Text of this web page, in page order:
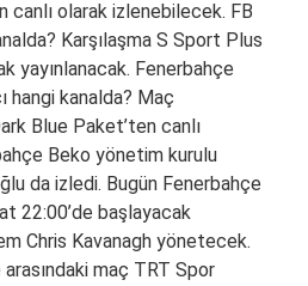
canlı olarak izlenebilecek. FB
Karşılaşma S Sport Plus
yayınlanacak. Fenerbahçe
hangi kanalda? Maç
Blue Paket’ten canlı
Beko yönetim kurulu
da izledi. Bugün Fenerbahçe
22:00’de başlayacak
Chris Kavanagh yönetecek.
maç TRT Spor